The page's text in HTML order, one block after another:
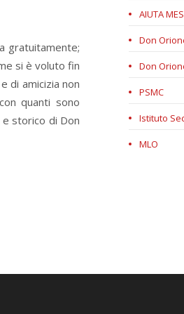
gratuitamente;
si è voluto fin
di amicizia non
quanti sono
storico di Don
AIUTA
Don
Don
PSMC
Istituto
MLO